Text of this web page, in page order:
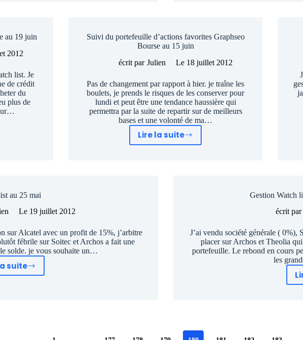
au
25
au 19 juin
2012
list. Je
de crédit
du
plus de
Suivi du portefeuille d’actions favorites Graphseo
Bourse au 15 juin
écrit par Julien Le 18 juillet 2012
Pas de changement par rapport à hier. je traîne les
boulets, je prends le risques de les conserver pour
lundi et peut être une tendance haussière qui
permettra par la suite de repartir sur de meilleurs
bases et une volonté de ma…
Lire la suite
Suivi
au 25 mai
Le 19 juillet 2012
sur Alcatel avec un profit de 15%, j’arbitre
fébrile sur Soitec et Archos a fait une
solde. je vous souhaite un…
suite
Watch
Gestion Watch
écrit par
J’ai vendu société générale (
placer sur Archos et Theolia
portefeuille. Le rebond en cours
les